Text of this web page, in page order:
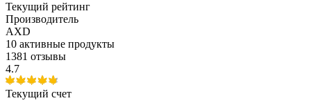
Текущий рейтинг
Производитель
AXD
10 активные продукты
1381 отзывы
4.7
Текущий счет